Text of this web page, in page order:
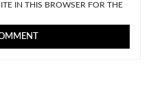
IN THIS BROWSER FOR THE